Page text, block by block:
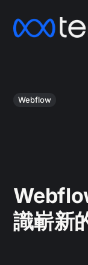
Webflow
識嶄新